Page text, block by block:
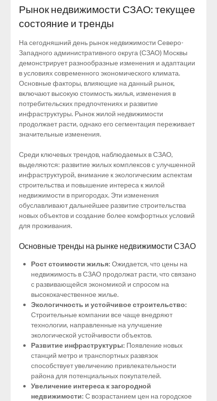
Рынок недвижимости СЗАО: текущее
состояние и тренды
На сегодняшний день рынок недвижимости Северо-
Западного административного округа (СЗАО) Москвы
демонстрирует разнообразные изменения и адаптации
в условиях современного экономического климата.
Основные факторы, влияющие на данный рынок,
включают высокую стоимость жилья, изменения в
потребительских предпочтениях и развитие
инфраструктуры. Рынок жилой недвижимости
продолжает расти, однако его сегментация переживает
значительные изменения.
Среди ключевых трендов, наблюдаемых в СЗАО,
выделяются: развитие жилых комплексов с улучшенной
инфраструктурой, внимание к экологическим аспектам
строительства и повышение интереса к жилой
недвижимости в пригородах. Эти изменения
обуславливают дальнейшее развитие строительства
новых объектов и создание более комфортных условий
для проживания.
Основные тренды на рынке недвижимости СЗАО
Рост стоимости жилья: Ожидается, что цены на
недвижимость в СЗАО продолжат расти, что связано
с развивающейся экономикой и спросом на
высококачественное жилье.
Экологичность и устойчивое строительство:
Строительные компании все чаще внедряют
технологии, направленные на улучшение
экологической устойчивости объектов.
Развитие инфраструктуры: Появление новых
станций метро и транспортных развязок
способствует увеличению привлекательности
района для потенциальных покупателей.
Увеличение интереса к загородной
недвижимости: С возрастанием цен на городское